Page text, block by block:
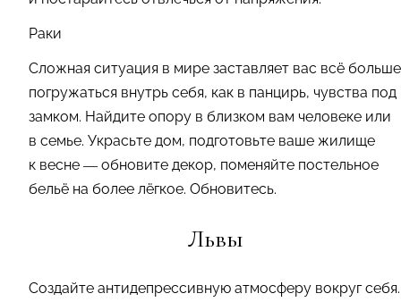
Раки
Сложная ситуация в мире заставляет вас всё больше
погружаться внутрь себя, как в панцирь, чувства под
замком. Найдите опору в близком вам человеке или
в семье. Украсьте дом, подготовьте ваше жилище
к весне — обновите декор, поменяйте постельное
бельё на более лёгкое. Обновитесь.
Львы
Создайте антидепрессивную атмосферу вокруг себя.